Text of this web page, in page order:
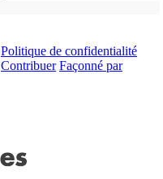
Politique de confidentialité
Contribuer Façonné par